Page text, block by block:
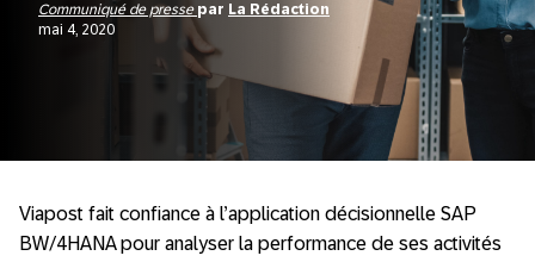
Communiqué de presse par La Rédaction
mai 4, 2020
Viapost fait confiance à l’application décisionnelle SAP
BW/4HANA pour analyser la performance de ses activités